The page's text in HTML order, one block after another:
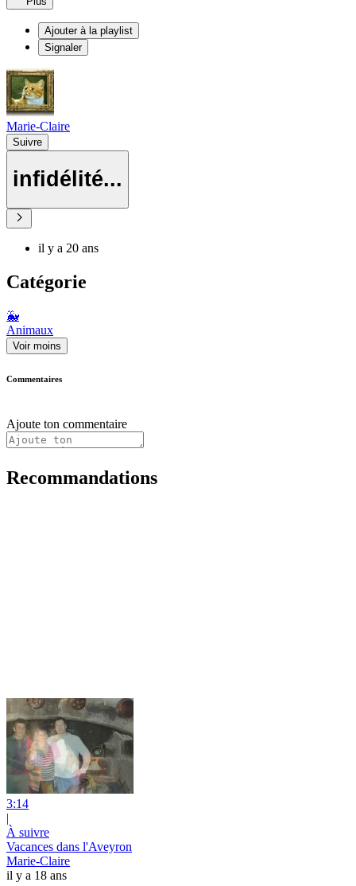
Ajouter à la playlist
Signaler
Marie-Claire
Suivre
infidélité...
il y a 20 ans
Catégorie
🐳
Animaux
Voir moins
Commentaires
Ajoute ton commentaire
Recommandations
3:14
|
À suivre
Vacances dans l'Aveyron
Marie-Claire
il y a 18 ans